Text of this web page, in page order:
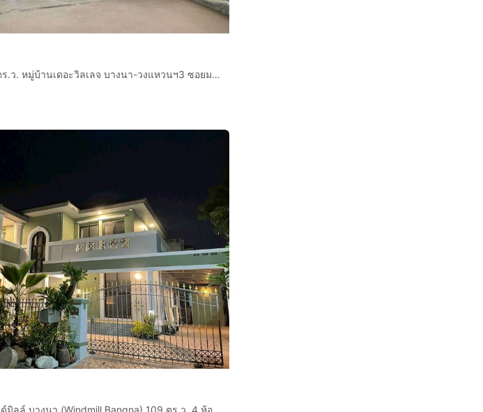
บ้านเเฝด 2 ชั้น 28 ตร.ว. หมู่บ้านเดอะวิลเลจ บางนา-วงแหวนฯ3 ซอยมหาชัย ถนนบางนา-ตราด ถนนซอยมหาชัย บางพลี สมุทรปราการ
ขายบ้านเดี่ยวหรู วินด์มิลล์ บางนา (Windmill Bangna) 109 ตร.ว. 4 ห้องนอน บ้านในสนามกอล์ฟ ทำเลดี ใกล้เมกาบางนา